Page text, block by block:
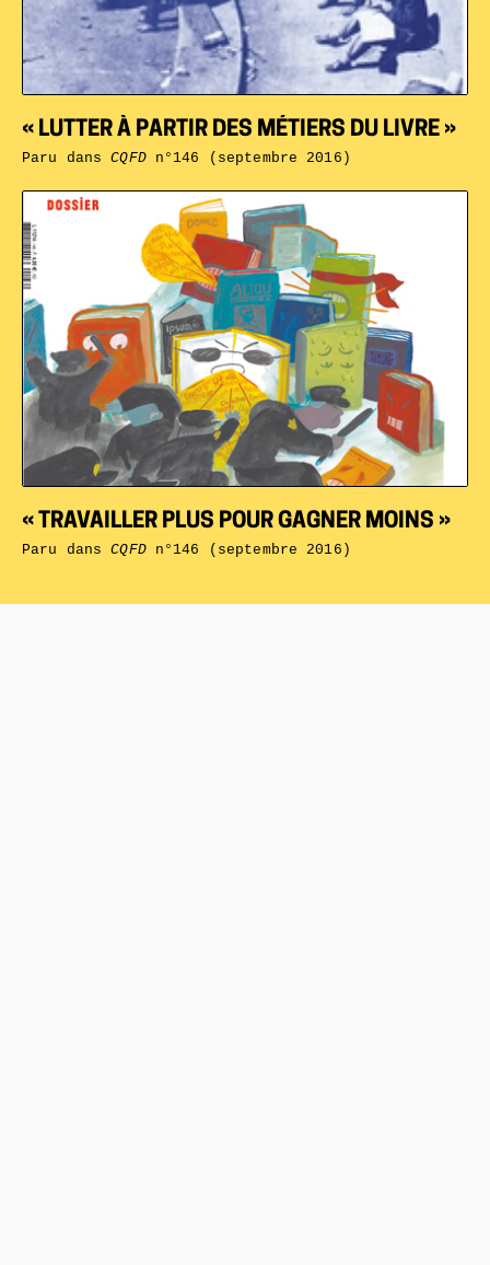
« TRAVAILLER PLUS POUR GAGNER MOINS »
Paru dansCQFDn°146 (septembre 2016)
« LUTTER À PARTIR DES MÉTIERS DU LIVRE »
Paru dansCQFDn°146 (septembre 2016)